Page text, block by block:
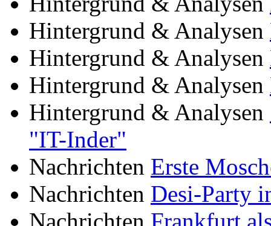
Hintergrund & Analysen
Hintergrund & Analysen
Hintergrund & Analysen
Hintergrund & Analysen
"IT-Inder"
Nachrichten Erste
Nachrichten Desi-Party
Nachrichten Frankfurt